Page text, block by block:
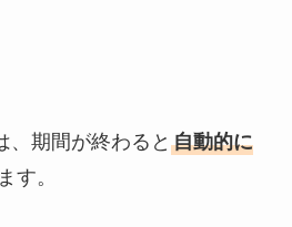
、期間が終わると 自動的に
す。